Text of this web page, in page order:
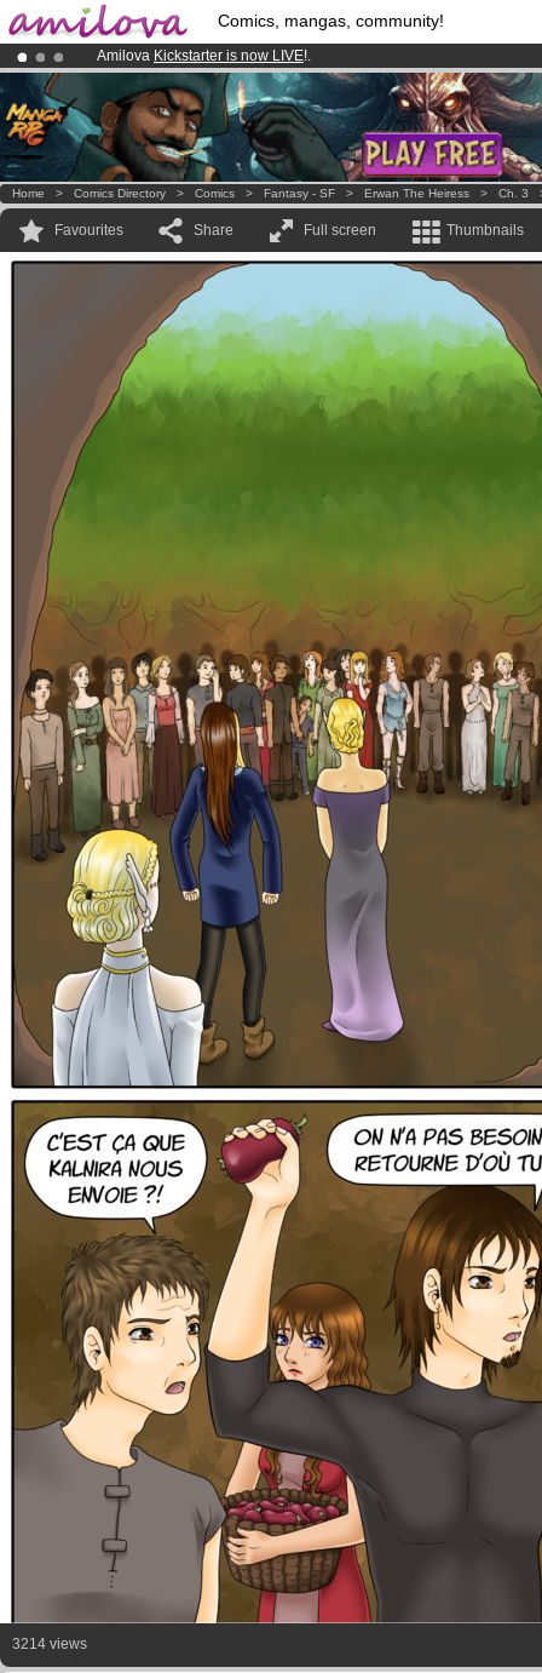
Comics, mangas, community!
Amilova Kickstarter is now LIVE!.
Already 100000membersand 1000comics & mangas!.
Premium membership from3.95 euros per month !Get membership
Home > Comics Directory > Comics > Fantasy - SF > Erwan The Heiress > Ch. 3
Favourites Share Full screen Thumbnails
3214 views